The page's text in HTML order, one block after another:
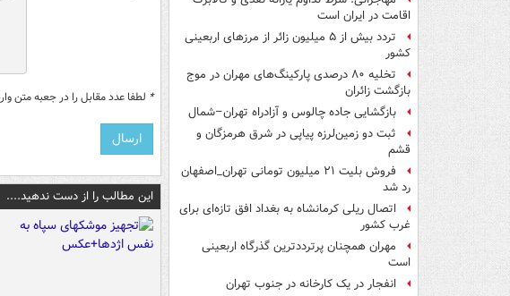
اقامت در ایران است
تردد بیش از ۵ میلیون زائر از مرزهای اربعینی
کشور
تخلیه ۸۰ درصدی پارکینگ‌های مهران در موج
بازگشت زائران
بازگشایی جاده چالوس و آزادراه تهران–شمال
ثبت دو زمین‌لرزه پیاپی در شرق هرمزگان و
قشم
فروش بلیت ۲۱ میلیون تومانی تهران_اصفهان
رد شد
اتصال ریلی کرمانشاه به بغداد افق تازه‌ای برای
غرب کشور
مهران همچنان پرترددترین گذرگاه اربعینی
است
انفجار در یک کارخانه در جنوب تهران
* لطفا عدد مقابل را در جعبه متن
این مطالب را از دست ندهید....